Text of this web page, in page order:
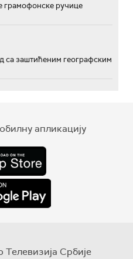
грамофонске ручице
са заштићеним географским
апликацију
Телевизија Србије